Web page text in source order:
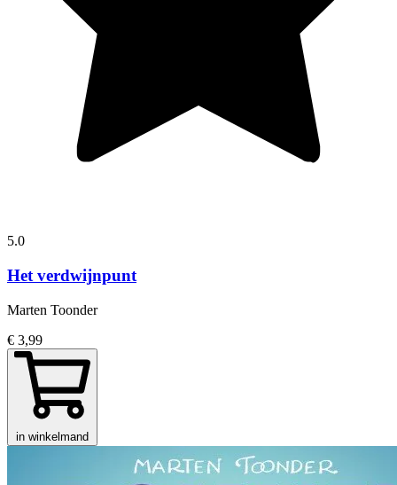
5.0
Het verdwijnpunt
Marten Toonder
€ 3,99
in winkelmand